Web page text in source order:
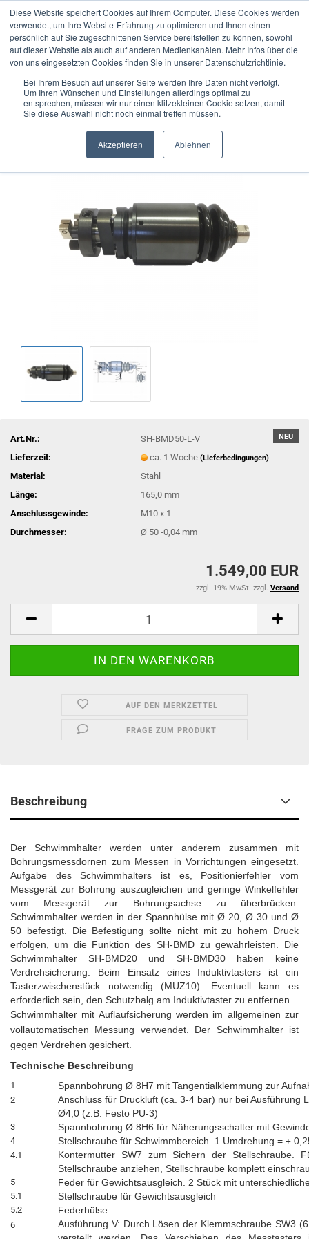
Diese Website speichert Cookies auf Ihrem Computer. Diese Cookies werden
verwendet, um Ihre Website-Erfahrung zu optimieren und Ihnen einen
persönlich auf Sie zugeschnittenen Service bereitstellen zu können, sowohl
auf dieser Website als auch auf anderen Medienkanälen. Mehr Infos über die
von uns eingesetzten Cookies finden Sie in unserer Datenschutzrichtlinie.
Bei Ihrem Besuch auf unserer Seite werden Ihre Daten nicht verfolgt.
Um Ihren Wünschen und Einstellungen allerdings optimal zu
entsprechen, müssen wir nur einen klitzekleinen Cookie setzen, damit
Sie diese Auswahl nicht noch einmal treffen müssen.
Akzeptieren Ablehnen
« Erster
« zurück
DIATEST Schwimmhalter mit Auflaufsicherung Ø 50,0 mm
- SH-BMD50-L-V
NEU
Art.Nr.:
SH-BMD50-L-V
Lieferzeit:
ca. 1 Woche(Lieferbedingungen)
Material:
Stahl
Länge:
165,0 mm
Anschlussgewinde:
M10 x 1
Durchmesser:
Ø 50 -0,04 mm
1.549,00 EUR
zzgl. 19% MwSt. zzgl. Versand
AUF DEN MERKZETTEL
FRAGE ZUM PRODUKT
Beschreibung
Der Schwimmhalter werden unter anderem zusammen mit
Bohrungsmessdornen zum Messen in Vorrichtungen eingesetzt.
Aufgabe des Schwimmhalters ist es, Positionierfehler vom
Messgerät zur Bohrung auszugleichen und geringe Winkelfehler
vom Messgerät zur Bohrungsachse zu überbrücken.
Schwimmhalter werden in der Spannhülse mit Ø 20, Ø 30 und Ø
50 befestigt. Die Befestigung sollte nicht mit zu hohem Druck
erfolgen, um die Funktion des SH-BMD zu gewährleisten. Die
Schwimmhalter SH-BMD20 und SH-BMD30 haben keine
Verdrehsicherung. Beim Einsatz eines Induktivtasters ist ein
Tasterzwischenstück notwendig (MUZ10). Eventuell kann es
erforderlich sein, den Schutzbalg am Induktivtaster zu entfernen.
Schwimmhalter mit Auflaufsicherung werden im allgemeinen zur
vollautomatischen Messung verwendet. Der Schwimmhalter ist
gegen Verdrehen gesichert.
Technische Beschreibung
1 Spannbohrung Ø 8H7 mit Tangentialklemmung zur
2 Anschluss für Druckluft (ca. 3-4 bar) nur beiAusführung
Ø4,0 (z.B. Festo PU-3)
3 Spannbohrung Ø 8H6 für Näherungsschalter mit
4 Stellschraube für Schwimmbereich. 1 Umdrehung = ±
4.1 Kontermutter SW7 zum Sichern der Stellschraube.
Stellschraube anziehen, Stellschraube komplett
5 Feder für Gewichtsausgleich. 2 Stück mit
5.1 Stellschraube für Gewichtsausgleich
5.2 Federhülse
6 Ausführung V: Durch Lösen der Klemmschraube SW3